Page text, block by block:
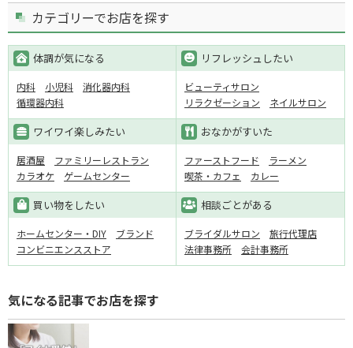
カテゴリーでお店を探す
体調が気になる
内科 小児科
消化器内科
循環器内科
リフレッシュしたい
ビューティサロン
リラクゼーション
ネイルサロン
ワイワイ楽しみたい
居酒屋
ファミリーレストラン
カラオケ
ゲームセンター
おなかがすいた
ファーストフード
ラーメン
喫茶・カフェ
カレー
買い物をしたい
ホームセンター・DIY
ブランド
コンビニエンスストア
相談ごとがある
ブライダルサロン
旅行代理店
法律事務所
会計事務所
気になる記事でお店を探す